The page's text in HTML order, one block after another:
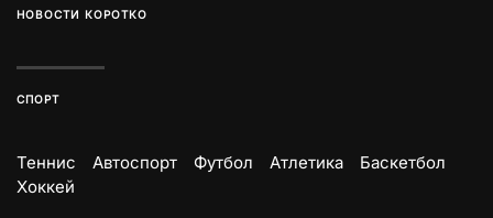
НОВОСТИ КОРОТКО
СПОРТ
Теннис Автоспорт Футбол Атлетика
Баскетбол
Хоккей